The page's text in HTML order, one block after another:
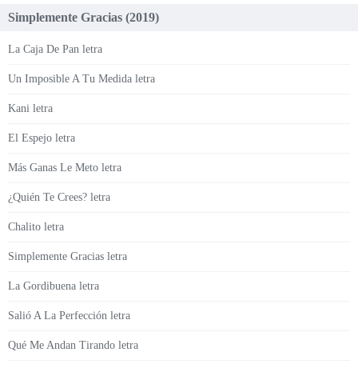
Simplemente Gracias (2019)
La Caja De Pan letra
Un Imposible A Tu Medida letra
Kani letra
El Espejo letra
Más Ganas Le Meto letra
¿Quién Te Crees? letra
Chalito letra
Simplemente Gracias letra
La Gordibuena letra
Salió A La Perfección letra
Qué Me Andan Tirando letra